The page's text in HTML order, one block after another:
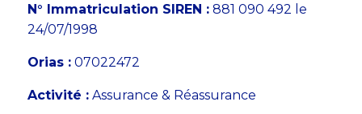
N° Immatriculation SIREN : 881 090 492 le
24/07/1998
Orias : 07022472
Activité : Assurance & Réassurance